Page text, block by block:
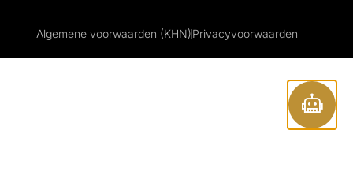
Algemene voorwaarden (KHN)Privacyvoorwaarden